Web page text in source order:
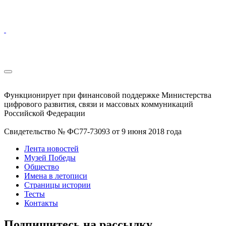
Функционирует при финансовой поддержке Министерства
цифрового развития, связи и массовых коммуникаций
Российской Федерации
Свидетельство № ФС77-73093 от 9 июня 2018 года
Лента новостей
Музей Победы
Общество
Имена в летописи
Страницы истории
Тесты
Контакты